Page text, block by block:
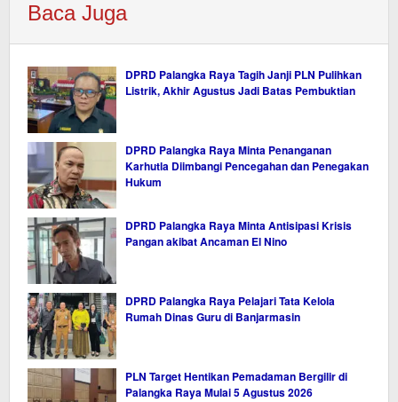
Baca Juga
DPRD Palangka Raya Tagih Janji PLN Pulihkan
Listrik, Akhir Agustus Jadi Batas Pembuktian
DPRD Palangka Raya Minta Penanganan
Karhutla Diimbangi Pencegahan dan Penegakan
Hukum
DPRD Palangka Raya Minta Antisipasi Krisis
Pangan akibat Ancaman El Nino
DPRD Palangka Raya Pelajari Tata Kelola
Rumah Dinas Guru di Banjarmasin
PLN Target Hentikan Pemadaman Bergilir di
Palangka Raya Mulai 5 Agustus 2026